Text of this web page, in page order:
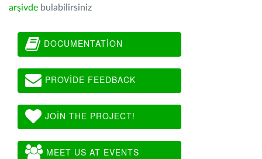
arşivde bulabilirsiniz
DOCUMENTATION
PROVIDE FEEDBACK
JOIN THE PROJECT!
MEET US AT EVENTS